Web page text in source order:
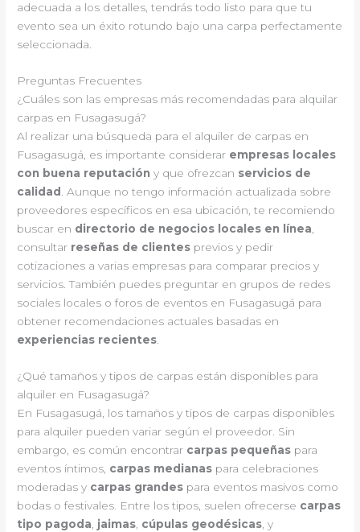
adecuada a los detalles, tendrás todo listo para que tu
evento sea un éxito rotundo bajo una carpa perfectamente
seleccionada.
Preguntas Frecuentes
¿Cuáles son las empresas más recomendadas para alquilar
carpas en Fusagasugá?
Al realizar una búsqueda para el alquiler de carpas en
Fusagasugá, es importante considerar empresas locales
con buena reputación y que ofrezcan servicios de
calidad . Aunque no tengo información actualizada sobre
proveedores específicos en esa ubicación, te recomiendo
buscar en directorio de negocios locales en línea,
consultar reseñas de clientes previos y pedir
cotizaciones a varias empresas para comparar precios y
servicios. También puedes preguntar en grupos de redes
sociales locales o foros de eventos en Fusagasugá para
obtener recomendaciones actuales basadas en
experiencias recientes.
¿Qué tamaños y tipos de carpas están disponibles para
alquiler en Fusagasugá?
En Fusagasugá, los tamaños y tipos de carpas disponibles
para alquiler pueden variar según el proveedor. Sin
embargo, es común encontrar carpas pequeñas para
eventos íntimos, carpas medianas para celebraciones
moderadas y carpas grandes para eventos masivos como
bodas o festivales. Entre los tipos, suelen ofrecerse carpas
tipo pagoda jaimas cúpulas geodésicas , y